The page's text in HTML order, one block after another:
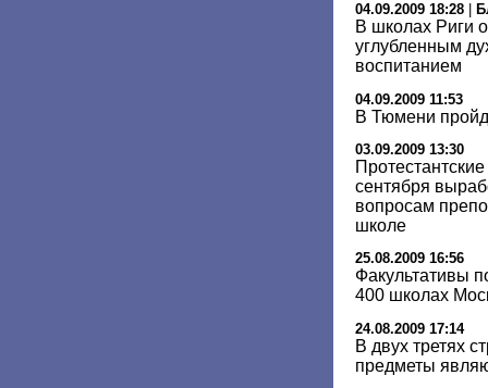
04.09.2009 18:28
В школах Риги
углубленным
воспитанием
04.09.2009 11:53
В Тюмени
03.09.2009 13:30
сентября
вопросам
школе
25.08.2009 16:56
Факультативы
400 школах
24.08.2009 17:14
В двух третях
предметы